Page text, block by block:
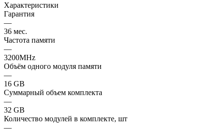
Характеристики
Гарантия
—
36 мес.
Частота памяти
—
3200MHz
Объём одного модуля памяти
—
16 GB
Суммарный объем комплекта
—
32 GB
Количество модулей в комплекте, шт
—